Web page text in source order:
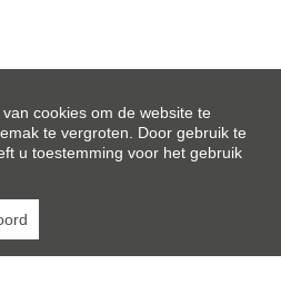
cookies om de website te
te vergroten. Door gebruik te
u toestemming voor het gebruik